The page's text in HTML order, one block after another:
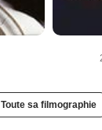
Toute sa filmographie